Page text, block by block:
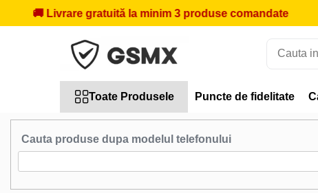
gratuită la minim 3 produse comandate 🎁
Toate Produsele
Folii Samsung
Folii Iphone
Folii Xiaomi
Folii Huawei
Toate Produsele Puncte de fidelitate
Cauta produse dupa modelul telefonului